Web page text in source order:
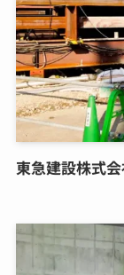
東急建設株式会